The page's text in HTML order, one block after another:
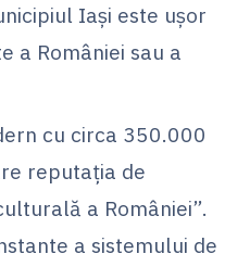
Iaşi este uşor
a României sau a
cu circa 350.000
reputaţia de
a României”.
a sistemului de